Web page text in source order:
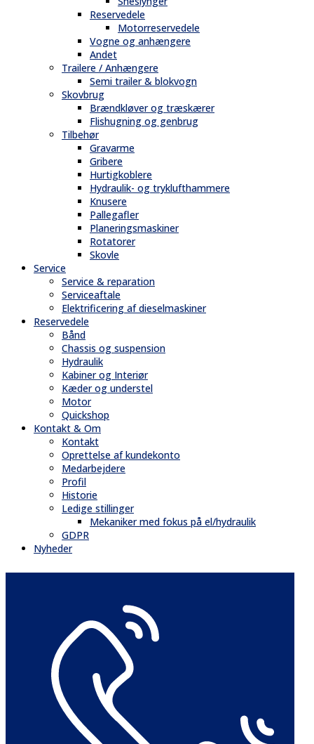
Reservedele
Motorreservedele
Vogne og anhængere
Andet
Trailere / Anhængere
Semi trailer & blokvogn
Skovbrug
Brændkløver og træskærer
Flishugning og genbrug
Tilbehør
Gravarme
Gribere
Hurtigkoblere
Hydraulik- og tryklufthammere
Knusere
Pallegafler
Planeringsmaskiner
Rotatorer
Skovle
Service
Service & reparation
Serviceaftale
Elektrificering af dieselmaskiner
Reservedele
Bånd
Chassis og suspension
Hydraulik
Kabiner og Interiør
Kæder og understel
Motor
Quickshop
Kontakt & Om
Kontakt
Oprettelse af kundekonto
Medarbejdere
Profil
Historie
Ledige stillinger
Mekaniker med fokus på el/hydraulik
GDPR
Nyheder